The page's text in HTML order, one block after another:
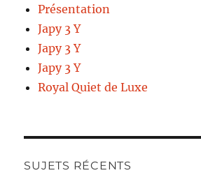
Présentation
Japy 3 Y
Japy 3 Y
Japy 3 Y
Royal Quiet de Luxe
SUJETS RÉCENTS